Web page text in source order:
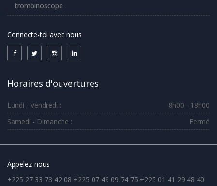
trombinoscope
Connecte-toi avec nous
Horaires d'ouvertures
Lundi - Vendredi :
8h00 - 18h00
Samedi - Dimanche :
Fermé
Appelez-nous
+225 27 33 73 42 08 +225 07 49 09 74 75 +225 01 41 29 48 40